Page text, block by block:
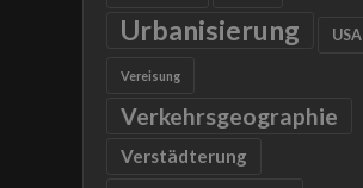
Urbanisierung USA
Vereisung
Verkehrsgeographie
Verstädterung